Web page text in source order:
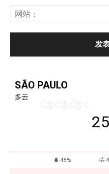
SÃO PAULO
多云
46%